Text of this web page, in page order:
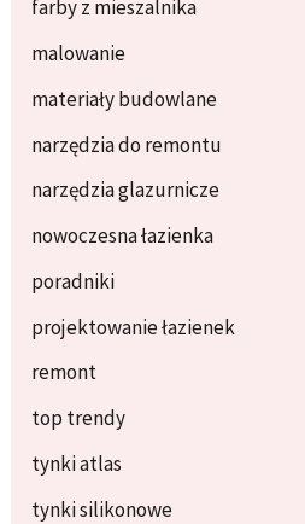
farby z mieszalnika
malowanie
materiały budowlane
narzędzia do remontu
narzędzia glazurnicze
nowoczesna łazienka
poradniki
projektowanie łazienek
remont
top trendy
tynki atlas
tynki silikonowe